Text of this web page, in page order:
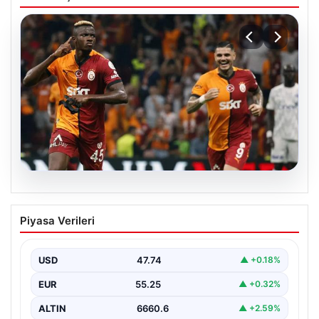
Osimhen’den Icardi tepkisi! Yönetimin o
teklifini reddetti
Piyasa Verileri
USD 47.74 ▲ +0.18%
EUR 55.25 ▲ +0.32%
ALTIN 6660.6 ▲ +2.59%